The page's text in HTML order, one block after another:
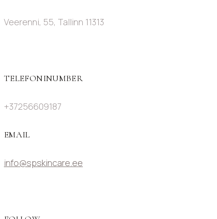
Veerenni, 55, Tallinn 11313
TELEFONINUMBER
+37256609187
EMAIL
info@spskincare.ee